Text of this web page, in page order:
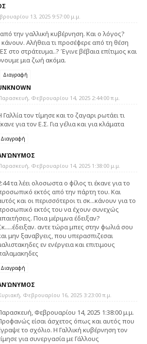
13, 2025 9:57:00 μ.μ.
την γαλλική κυβέρνηση. Και ο λόγος?
Αλήθεια τι προσέφερε από τη θέση
στο στράτευμα..? Έγινε βέβαια επίτιμος και
μια ζωή ακόμα.
Διαγραφή
Φεβρουαρίου 14, 2025 2:44:00 π.μ.
Γαλλία τον τίμησε και το ζαγαρι ρωτάει τι
για τον Ε.Σ. Για γέλια και για κλάματα
Διαγραφή
Φεβρουαρίου 14, 2025 1:38:00 μ.μ.
τα λέει ολοσωστα ο φίλος τι έκανε για το
εκτός από την πάρτη του. Και
και οι περισσότεροι τι σκ...κάνουν για το
εκτός του να έχουν συνεχώς
Ποια μέριμνα έδειξαν?
αντε τώρα μπες στην φωλιά σου
μην ξαναβγεις, που υπερασπιζεσαι
εν ενέργεια και επιτιμους
Διαγραφή
Φεβρουαρίου 16, 2025 3:23:00 π.μ.
Φεβρουαρίου 14, 2025 1:38:00 μ.μ.
είσαι άσχετος όπως και αυτός που
το σχόλιο. Η Γαλλική κυβέρνηση τον
για συνεργασία με Γάλλους